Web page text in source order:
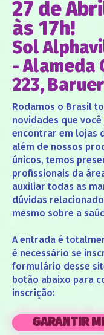
27 de
às 17h!
Sol
- Alameda
223,
Rodamos o Brasil
novidades que
encontrar em lojas
além de nossos
únicos, temos
profissionais da
auxiliar todas as
dúvidas
mesmo sobre a
A entrada é
é necessário se
formulário desse
botão abaixo para
inscrição:
GARANTIR